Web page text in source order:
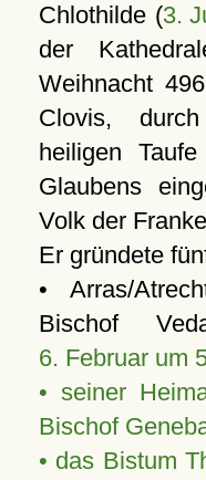
Chlothilde (3.
der
Weihnacht
Clovis,
heiligen
Glaubens
Volk der
Er gründete
• Arras/
Bischof
6. Februar um
• seiner
Bischof
• das Bistum